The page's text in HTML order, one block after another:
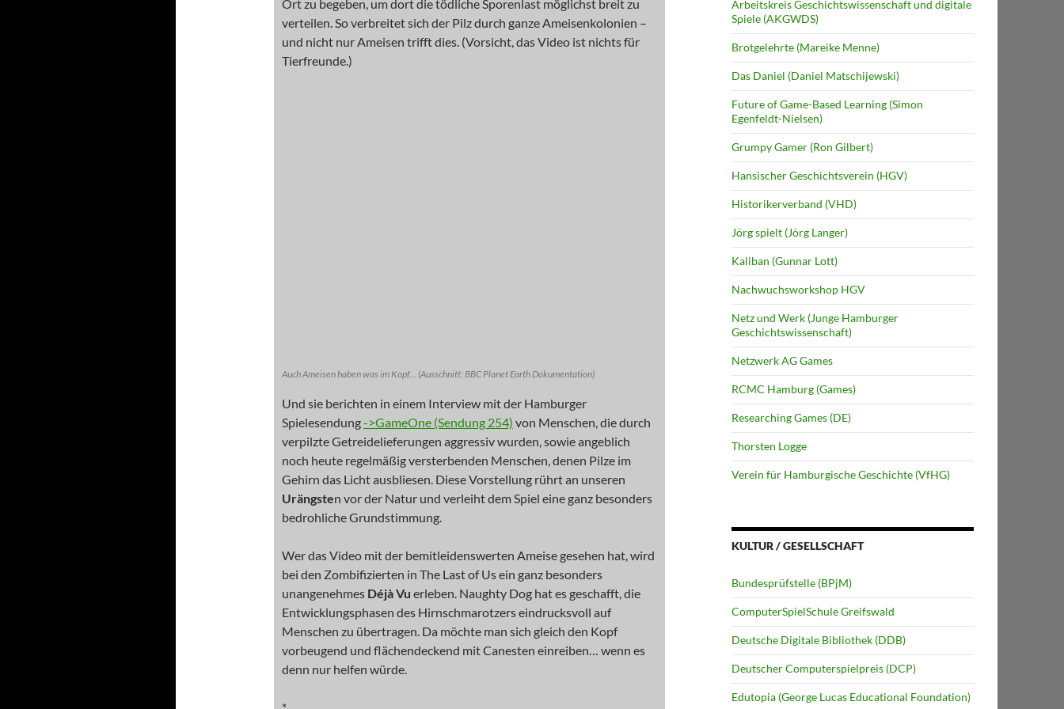
Ort zu begeben, um dort die tödliche Sporenlast möglichst breit zu
verteilen. So verbreitet sich der Pilz durch ganze Ameisenkolonien –
und nicht nur Ameisen trifft dies. (Vorsicht, das Video ist nichts für
Tierfreunde.)
Auch Ameisen haben was im Kopf... (Ausschnitt: BBC Planet Earth Dokumentation)
Und sie berichten in einem Interview mit der Hamburger
Spielesendung->GameOne (Sendung 254) von Menschen, die durch
verpilzte Getreidelieferungen aggressiv wurden, sowie angeblich
noch heute regelmäßig versterbenden Menschen, denen Pilze im
Gehirn das Licht ausbliesen. Diese Vorstellung rührt an unseren
Urängsten vor der Natur und verleiht dem Spiel eine ganz besonders
bedrohliche Grundstimmung.
Wer das Video mit der bemitleidenswerten Ameise gesehen hat, wird
bei den Zombifizierten in The Last of Us ein ganz besonders
unangenehmes Déjà Vu erleben. Naughty Dog hat es geschafft, die
Entwicklungsphasen des Hirnschmarotzers eindrucksvoll auf
Menschen zu übertragen. Da möchte man sich gleich den Kopf
vorbeugend und flächendeckend mit Canesten einreiben… wenn es
denn nur helfen würde.
Arbeitskreis Geschichtswissenschaft und digitale
Spiele (AKGWDS)
Brotgelehrte (Mareike Menne)
Das Daniel (Daniel Matschijewski)
Future of Game-Based Learning (Simon
Egenfeldt-Nielsen)
Grumpy Gamer (Ron Gilbert)
Hansischer Geschichtsverein (HGV)
Historikerverband (VHD)
Jörg spielt (Jörg Langer)
Kaliban (Gunnar Lott)
Nachwuchsworkshop HGV
Netz und Werk (Junge Hamburger
Geschichtswissenschaft)
Netzwerk AG Games
RCMC Hamburg (Games)
Researching Games (DE)
Thorsten Logge
Verein für Hamburgische Geschichte (VfHG)
KULTUR / GESELLSCHAFT
Bundesprüfstelle (BPjM)
ComputerSpielSchule Greifswald
Deutsche Digitale Bibliothek (DDB)
Deutscher Computerspielpreis (DCP)
Edutopia (George Lucas Educational Foundation)